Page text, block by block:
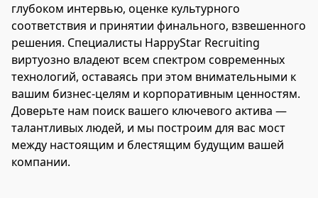
глубоком интервью, оценке культурного
соответствия и принятии финального, взвешенного
решения. Специалисты HappyStar Recruiting
виртуозно владеют всем спектром современных
технологий, оставаясь при этом внимательными к
вашим бизнес-целям и корпоративным ценностям.
Доверьте нам поиск вашего ключевого актива —
талантливых людей, и мы построим для вас мост
между настоящим и блестящим будущим вашей
компании.